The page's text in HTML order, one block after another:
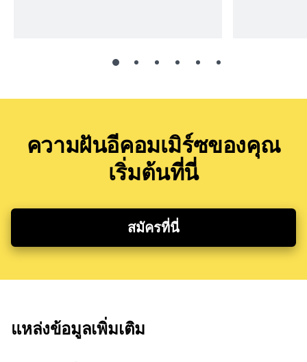
ความฝันอีคอมเมิร์ซของคุณ
เริ่มต้นที่นี่
สมัครที่นี่
แหล่งข้อมูลเพิ่มเติม